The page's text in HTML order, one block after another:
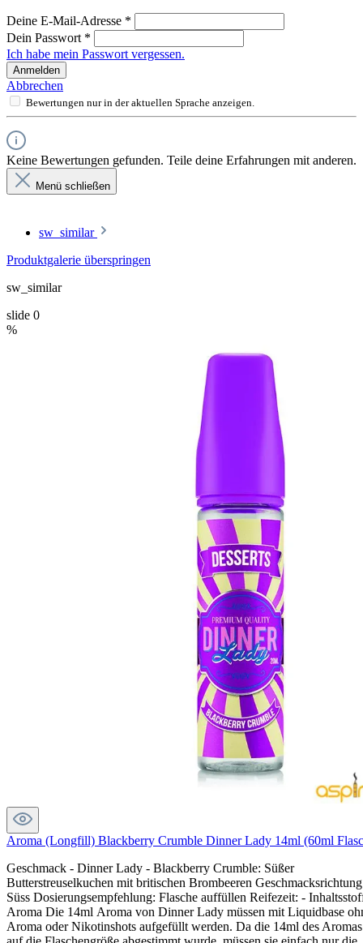
Deine E-Mail-Adresse *
Dein Passwort *
Ich habe mein Passwort vergessen.
Anmelden
Abbrechen
Bewertungen nur in der aktuellen Sprache anzeigen.
Keine Bewertungen gefunden. Teile deine Erfahrungen mit anderen.
Menü schließen
sw_similar
Produktgalerie überspringen
sw_similar
slide 0
%
Aroma (Longfill) Blackberry Crumble Dinner Lady 14ml (60ml
Geschmack - Dinner Lady - Blackberry Crumble: Süßer
Butterstreuselkuchen mit britischen Brombeeren
Süss Dosierungsempfehlung: Flasche auffüllen Reifezeit: -
Aroma Die 14ml Aroma von Dinner Lady müssen mit Liquidbase
Aroma oder Nikotinshots aufgefüllt werden. Da die 14ml des Aromas